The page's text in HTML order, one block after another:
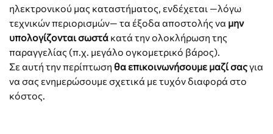
ηλεκτρονικού μας καταστήματος, ενδέχεται —λόγω
τεχνικών περιορισμών— τα έξοδα αποστολής να μην
υπολογίζονται σωστά κατά την ολοκλήρωση της
παραγγελίας (π.χ. μεγάλο ογκομετρικό βάρος).
Σε αυτή την περίπτωση θα επικοινωνήσουμε μαζί σαςγια
να σας ενημερώσουμε σχετικά με τυχόν διαφορά στο
κόστος.